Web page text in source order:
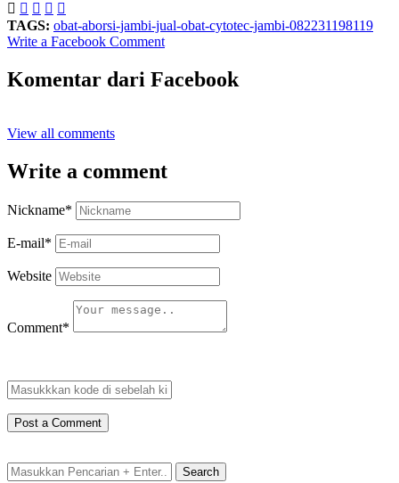
    
TAGS: obat-aborsi-jambi-jual-obat-cytotec-jambi-082231198119
Write a Facebook Comment
Komentar dari Facebook
View all comments
Write a comment
Nickname*
E-mail*
Website
Comment*